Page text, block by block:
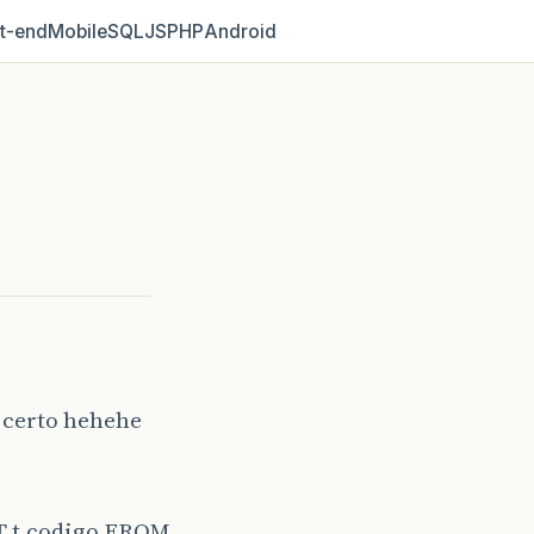
MobileSQLJSPHPAndroid
hehehe